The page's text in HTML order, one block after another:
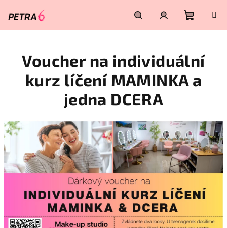
HledatPřihlášení
košík
Voucher na individuální
kurz líčení MAMINKA a
jedna DCERA